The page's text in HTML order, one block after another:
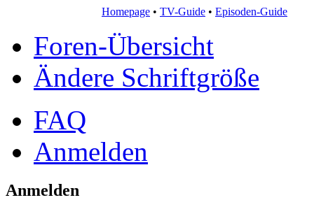
Homepage • TV-Guide • Episoden-Guide
Foren-Übersicht
Ändere Schriftgröße
FAQ
Anmelden
Anmelden